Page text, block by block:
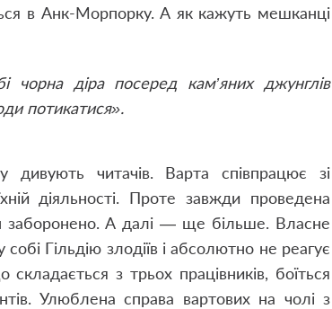
в Анк-Морпорку. А як кажуть мешканці
чорна діра посеред кам’яних джунглів
потикатися».
дивують читачів. Варта співпрацює зі
діяльності. Проте завжди проведена
заборонено. А далі — ще більше. Власне
Гільдію злодіїв і абсолютно не реагує
з трьох працівників, боїться
Улюблена справа вартових на чолі з